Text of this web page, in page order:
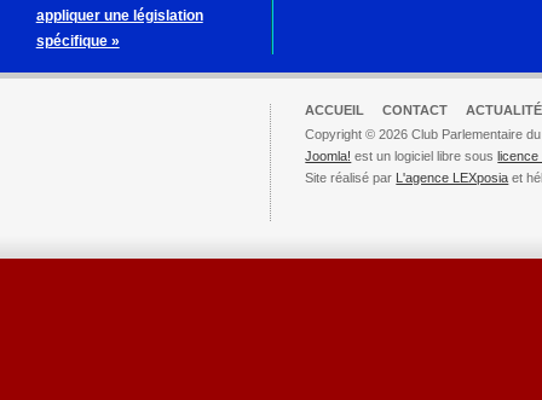
appliquer une législation
spécifique »
ACCUEIL CONTACT
Copyright © 2026 Club Parlementaire
Joomla! est un logiciel libre souslicence
Site réalisé par L'agence LEXposia et